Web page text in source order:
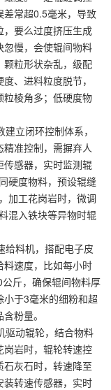
差常超0.5毫米，导致
要么过度挤压生成
慢，会使辊间物料
粒形状杂乱，级配
、进料粒度脱节，
棱角多；低硬度物
立闭环控制体系，
准控制，需摒弃人
感器，实时监测辊
硬度物料，预设辊缝
加工花岗岩时，微调
混入铁块等异物时辊
料机，搭配电子皮
速度，比如每小时
斤，确保辊间物料厚
于3毫米的细粉和超
粉量。
动辊轮，结合物料
岩时，辊轮转速控
灰石时，转速降至
转速传感器，实时